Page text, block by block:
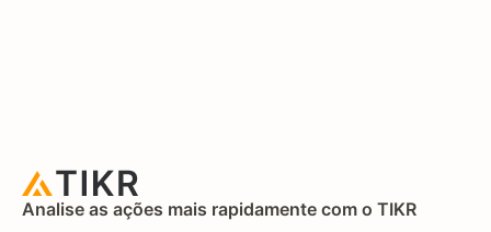
Analise as ações mais rapidamente com o TIKR